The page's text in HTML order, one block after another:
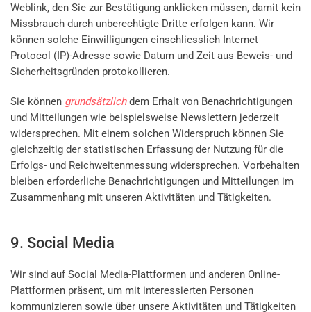
Weblink, den Sie zur Bestätigung anklicken müssen, damit kein
Missbrauch durch unberechtigte Dritte erfolgen kann. Wir
können solche Einwilligungen einschliesslich Internet
Protocol (IP)-Adresse sowie Datum und Zeit aus Beweis- und
Sicherheitsgründen protokollieren.
Sie können grundsätzlichdem Erhalt von Benachrichtigungen
und Mitteilungen wie beispielsweise Newslettern jederzeit
widersprechen. Mit einem solchen Widerspruch können Sie
gleichzeitig der statistischen Erfassung der Nutzung für die
Erfolgs- und Reichweitenmessung widersprechen. Vorbehalten
bleiben erforderliche Benachrichtigungen und Mitteilungen im
Zusammenhang mit unseren Aktivitäten und Tätigkeiten.
9. Social Media
Wir sind auf Social Media-Plattformen und anderen Online-
Plattformen präsent, um mit interessierten Personen
kommunizieren sowie über unsere Aktivitäten und Tätigkeiten